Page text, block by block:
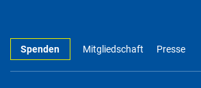
Spenden Mitgliedschaft Presse